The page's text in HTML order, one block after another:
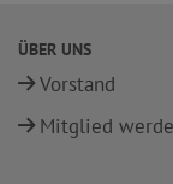
ÜBER UNS
Vorstand
Mitglied